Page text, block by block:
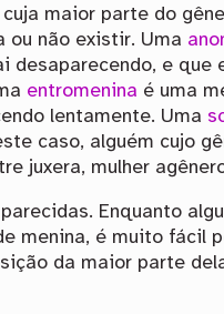
cuja maior parte do
ou não existir. Uma
desaparecendo, e que
entromenina é uma
lentamente. Uma
caso, alguém cujo
juxera, mulher
Enquanto
menina, é muito fácil
da maior parte